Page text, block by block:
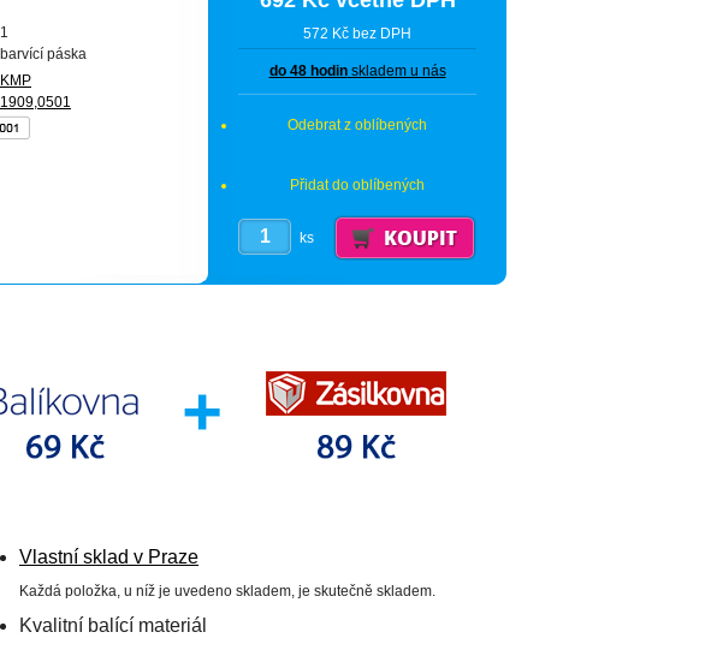
1
barvící páska
KMP
1909,0501
572 Kč bez DPH
do 48 hodinskladem u nás
Odebrat z oblíbených
Přidat do oblíbených
ks
Vlastní sklad v Praze
Každá položka, u níž je uvedeno skladem, je skutečně skladem.
Kvalitní balící materiál